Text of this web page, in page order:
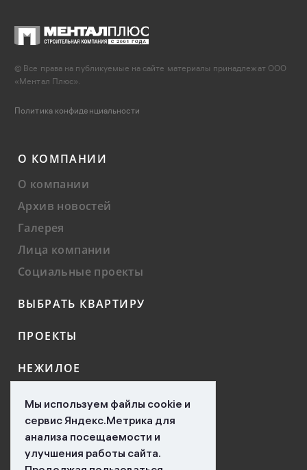
© Все права на публикуемые на сайте материалы принадлежат ООО
«Ментал Плюс».
Политика конфиденциальности
О КОМПАНИИ
О компании
Архив новостей
Галерея
Лица компании
Социальные проекты
ВЫБРАТЬ КВАРТИРУ
ПРОЕКТЫ
НЕЖИЛОЕ
КОНТАКТЫ
НОВОСТИ
ВАКАНСИИ
Мы используем файлы cookie и
сервис Яндекс.Метрика для
анализа посещаемости и
улучшения работы сайта.